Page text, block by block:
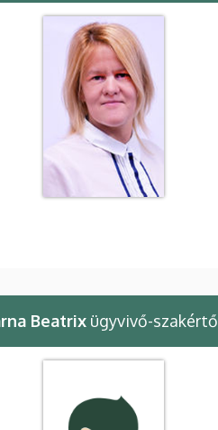
Beatrix ügyvivő-szakértő